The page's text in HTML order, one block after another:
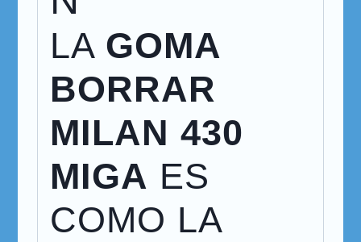
LA GOMA
BORRAR
MILAN 430
MIGA ES
COMO LA